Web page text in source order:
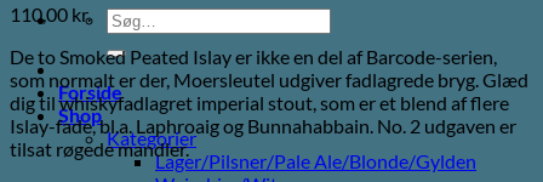
Søg
efter:
Forside
Shop
Kategorier
Lager/Pilsner/Pale Ale/Blonde/Gylden
110,00 kr.
De to Smoked Peated Islay er ikke en del af Barcode-serien,
som normalt er der, Moersleutel udgiver fadlagrede bryg. Glæd
dig til whiskyfadlagret imperial stout, som er et blend af flere
Islay-fade, bl.a. Laphroaig og Bunnahabbain. No. 2 udgaven er
tilsat røgede mandler.